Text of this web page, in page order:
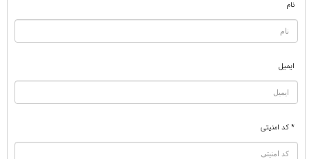
نام
ایمیل
* کد امنیتی